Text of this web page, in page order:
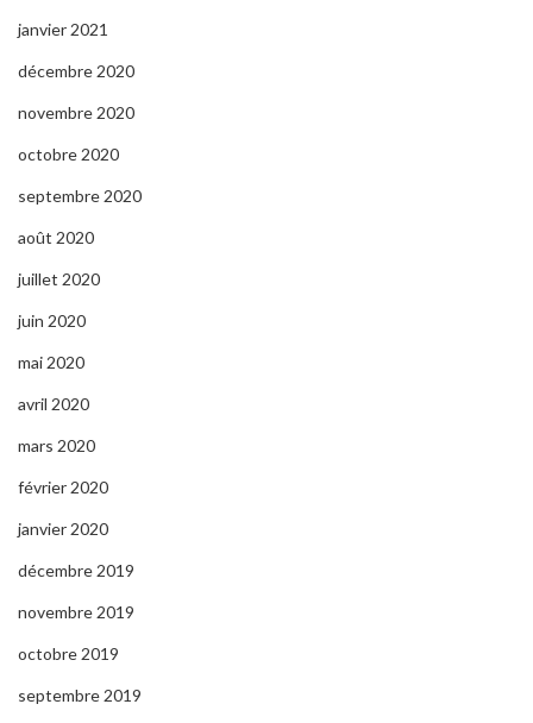
janvier 2021
décembre 2020
novembre 2020
octobre 2020
septembre 2020
août 2020
juillet 2020
juin 2020
mai 2020
avril 2020
mars 2020
février 2020
janvier 2020
décembre 2019
novembre 2019
octobre 2019
septembre 2019